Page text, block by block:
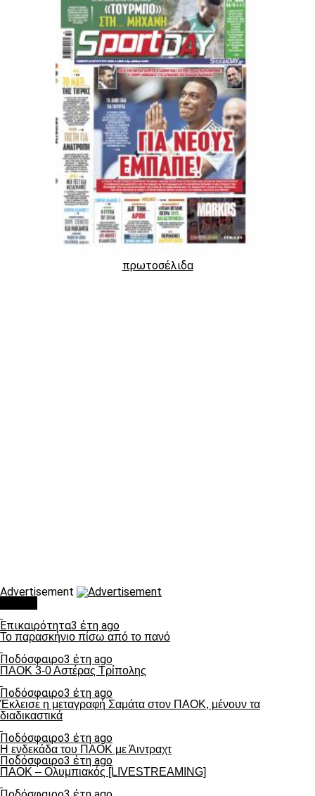
πρωτοσέλιδα
Advertisement
Επικαιρότητα3 έτη ago
Το παρασκήνιο πίσω από το πανό
Ποδόσφαιρο3 έτη ago
ΠΑΟΚ 3-0 Αστέρας Τρίπολης
Ποδόσφαιρο3 έτη ago
Έκλεισε η μεταγραφή Σαμάτα στον ΠΑΟΚ, μένουν τα
διαδικαστικά
Ποδόσφαιρο3 έτη ago
Η ενδεκάδα του ΠΑΟΚ με Άιντραχτ
Ποδόσφαιρο3 έτη ago
ΠΑΟΚ – Ολυμπιακός [LIVESTREAMING]